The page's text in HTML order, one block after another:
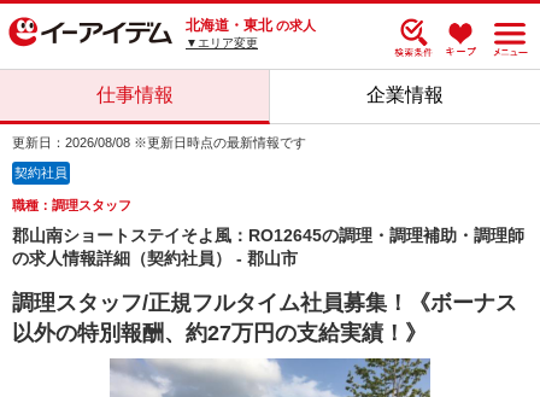
北海道・東北 の求人
▼エリア変更
仕事情報 企業情報
更新日：2026/08/08 ※更新日時点の最新情報です
契約社員
職種：調理スタッフ
郡山南ショートステイそよ風：RO12645の調理・調理補助・調理師
の求人情報詳細（契約社員） - 郡山市
調理スタッフ/正規フルタイム社員募集！《ボーナス
以外の特別報酬、約27万円の支給実績！》